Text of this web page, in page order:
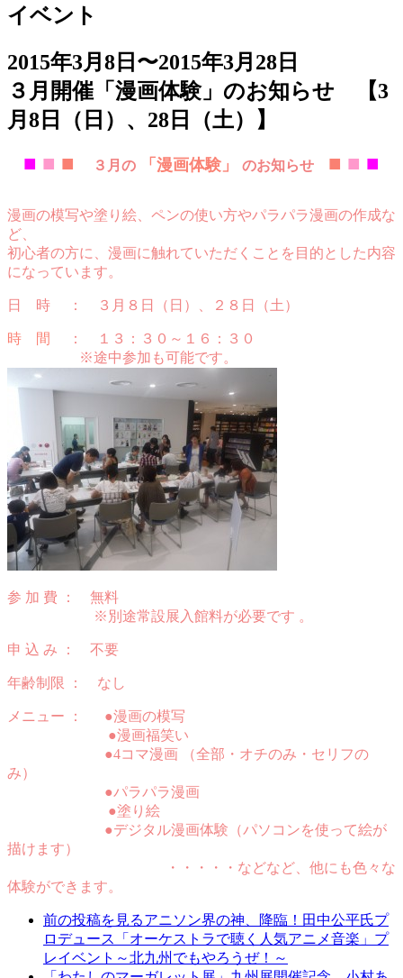
イベント
2015年3月8日〜2015年3月28日
３月開催「漫画体験」のお知らせ 【3
月8日（日）、28日（土）】
■ ■ ■ ３月の 「 漫画体験」 のお知らせ ■ ■ ■
漫画の模写や塗り絵、ペンの使い方やパラパラ漫画の作成な
ど、
初心者の方に、漫画に触れていただくことを目的とした内容
になっています。
日 時 ： ３月８日（日）、２８日（土）
時 間
： １３：３０～１６：３０
※途中参加も可能です。
参 加 費 ： 無料
※別途常設展入館料が必要です 。
申 込 み ： 不要
年齢制限 ： なし
メニュー ： ●漫画の模写
●漫画福笑い
●4コマ漫画 （全部・オチのみ・セリフの
み）
●パラパラ漫画
●塗り絵
●デジタル漫画体験（パソコンを使って絵が
描けます）
・・・・・などなど、他にも色々な
体験ができます。
前の投稿を見るアニソン界の神、降臨！田中公平氏プ
ロデュース「オーケストラで聴く人気アニメ音楽」プ
レイベント～北九州でもやろうぜ！～